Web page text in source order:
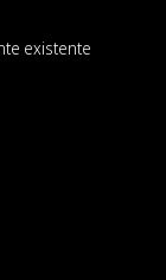
existente